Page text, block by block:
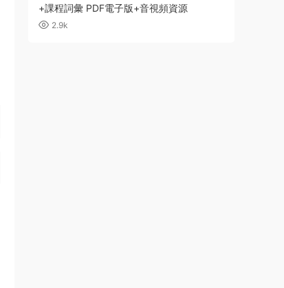
+課程詞彙 PDF電子版+音視頻資源
2.9k